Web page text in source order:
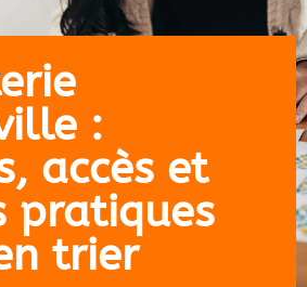
:
accès et
pratiques
trier